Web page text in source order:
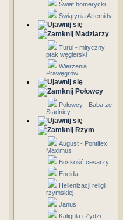
Świat homerycki
Świątynia Artemidy
Madziarzy
Turul - mityczny
ptak węgierski
Wierzenia
Prawęgrów
Połowcy
Połowcy - Baba ze
Stadnicy
Rzym
August - Pontifex
Maximus
Boskość cesarzy
Eneida
Hellenizacji religii
rzymskiej
Janus
Kaligula i Żydzi